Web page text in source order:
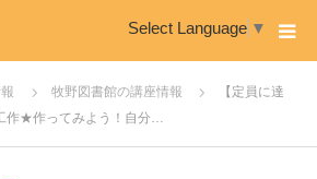
Select Language ▼
牧野図書館の講座情報
【定員に達
作★作ってみよう！自分…